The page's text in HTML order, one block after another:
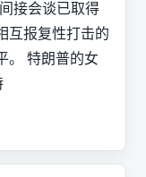
接会谈已取得
互报复性打击的
。 特朗普的女